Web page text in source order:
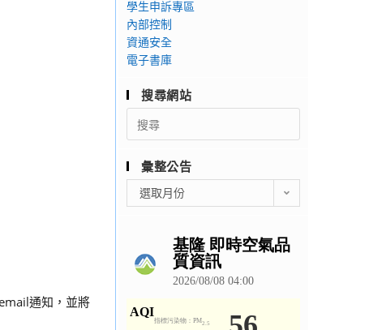
通知，並將
學生申訴專區
內部控制
資通安全
電子書庫
搜尋網站
Search
for:
彙整公告
整
選取月份